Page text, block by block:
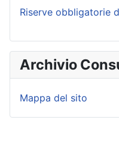
Riserve obbligatorie
Archivio
Mappa del sito